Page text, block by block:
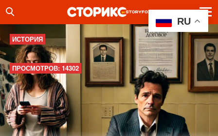
ИСТОРИЯ
ПРОСМОТРОВ: 14302
RU